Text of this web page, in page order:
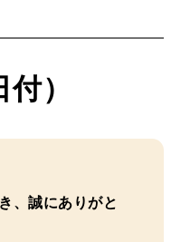
）
、誠にありがと